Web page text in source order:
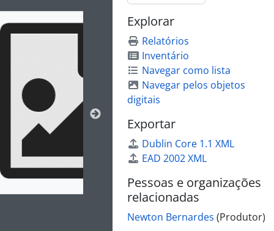
carrossel seguinte será alterado. Clicando em
descrição deste objeto digital será aberta. O texto
Explorar
Relatórios
Inventário
Navegar como lista
Navegar pelos objetos
digitais
Exportar
Dublin Core 1.1 XML
EAD 2002 XML
Pessoas e organizações
relacionadas
Newton Bernardes (Produtor)